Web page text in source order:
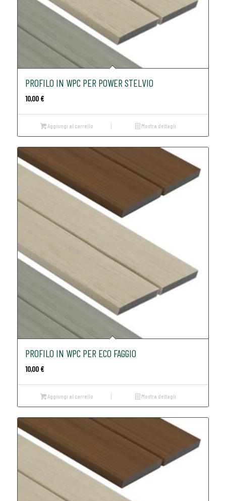
PROFILO IN WPC PER POWER STELVIO
10,00 €
Aggiungi al carrello Mostra dettagli
PROFILO IN WPC PER ECO FAGGIO
10,00 €
Aggiungi al carrello Mostra dettagli